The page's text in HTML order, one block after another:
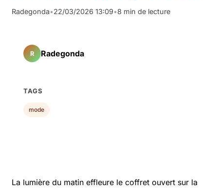
Radegonda•22/03/2026 13:09•8 min de lecture
La lumière du matin effleure le coffret ouvert sur la
R Radegonda
TAGS
mode